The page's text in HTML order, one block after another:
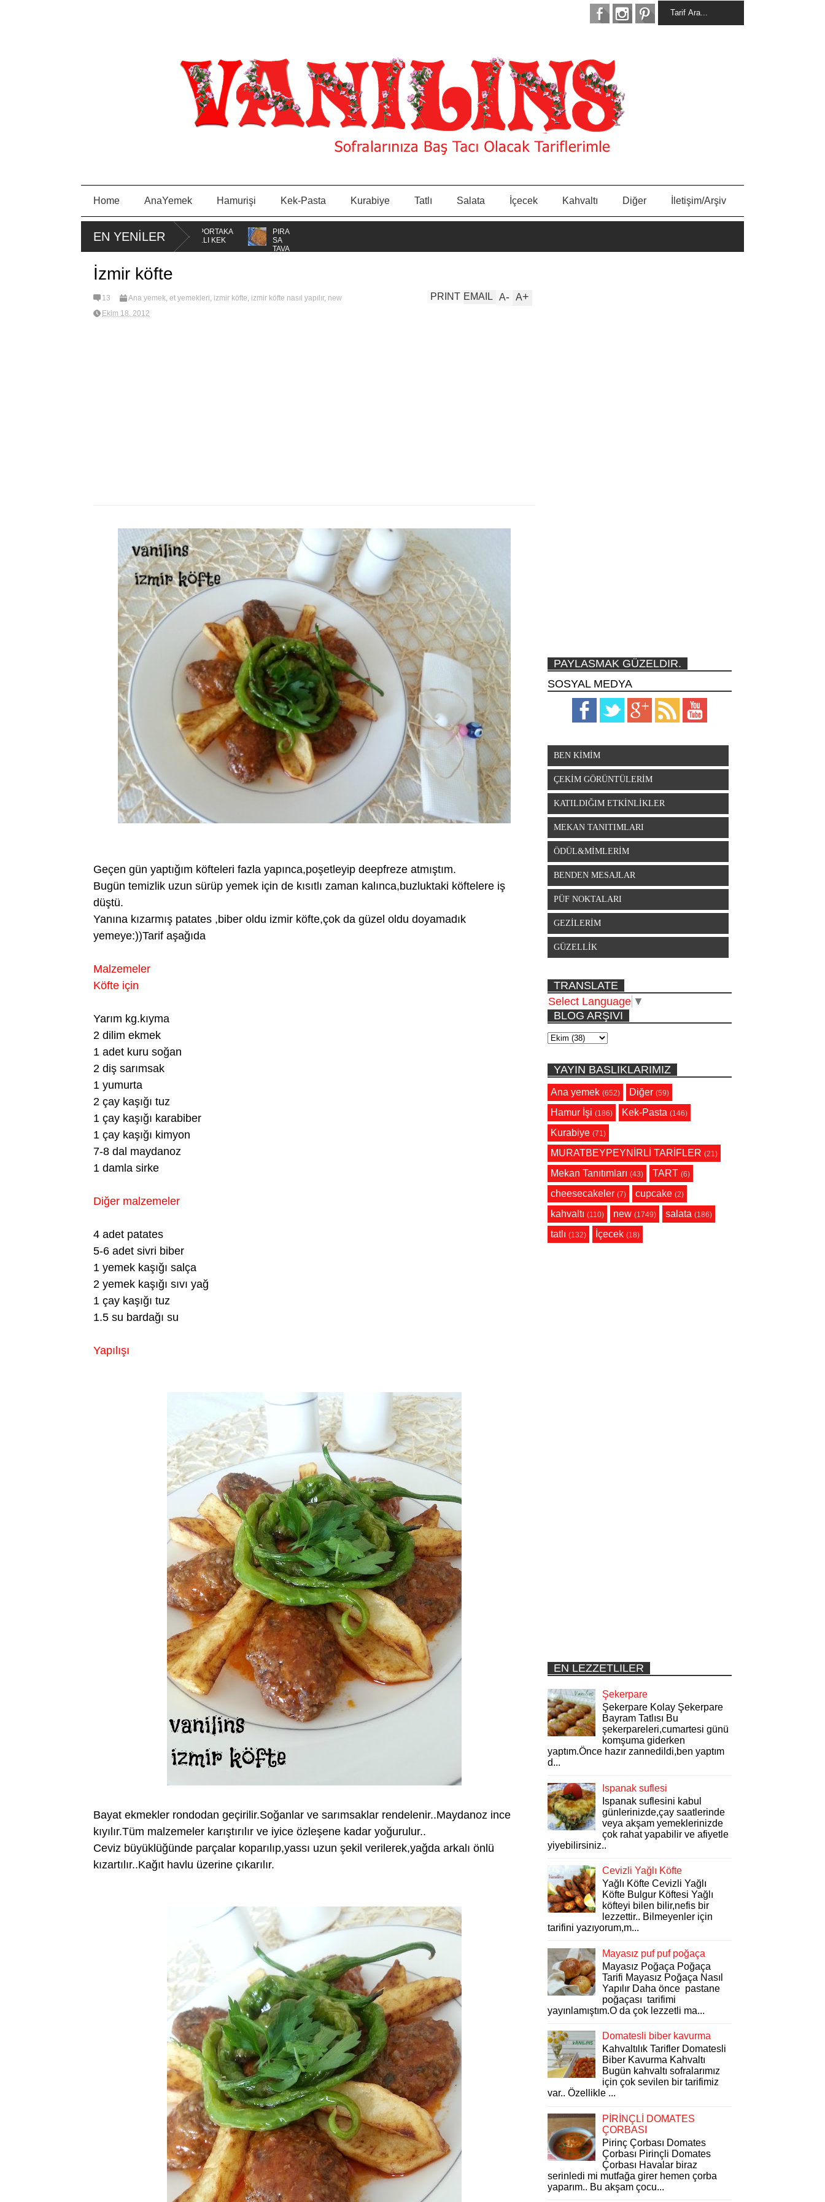
Home AnaYemek Hamurişi Kek-Pasta Kurabiye Tatlı Salata İçecek Kahvaltı Diğer İletişim/Arşiv
EN YENİLER
MİSKET
KURABİYE
PORTAKA
LLI KEK
PIRA
İzmir köfte
13 Ana yemek, et yemekleri, izmir köfte, izmir köfte nasıl yapılır, new
Ekim 18, 2012
A+
A-
EMAIL
PRINT
Geçen gün yaptığım köfteleri fazla yapınca,poşetleyip deepfreze atmıştım.
Bugün temizlik uzun sürüp yemek için de kısıtlı zaman kalınca,buzluktaki köftelere iş
düştü.
Yanına kızarmış patates ,biber oldu izmir köfte,çok da güzel oldu doyamadık
yemeye:))Tarif aşağıda
Malzemeler
Köfte için
Yarım kg.kıyma
2 dilim ekmek
1 adet kuru soğan
2 diş sarımsak
1 yumurta
2 çay kaşığı tuz
1 çay kaşığı karabiber
1 çay kaşığı kimyon
7-8 dal maydanoz
1 damla sirke
Diğer malzemeler
4 adet patates
5-6 adet sivri biber
1 yemek kaşığı salça
2 yemek kaşığı sıvı yağ
1 çay kaşığı tuz
1.5 su bardağı su
Yapılışı
Bayat ekmekler rondodan geçirilir.Soğanlar ve sarımsaklar rendelenir..Maydanoz ince
kıyılır.Tüm malzemeler karıştırılır ve iyice özleşene kadar yoğurulur..
Ceviz büyüklüğünde parçalar koparılıp,yassı uzun şekil verilerek,yağda arkalı önlü
kızartılır..Kağıt havlu üzerine çıkarılır.
PAYLASMAK GÜZELDIR.
SOSYAL MEDYA
BEN KİMİM
ÇEKİM GÖRÜNTÜLERİM
KATILDIĞIM ETKİNLİKLER
MEKAN TANITIMLARI
ÖDÜL&MİMLERİM
BENDEN MESAJLAR
PÜF NOKTALARI
GEZİLERİM
GÜZELLİK
TRANSLATE
Select Language ▼
BLOG ARŞIVI
YAYIN BASLIKLARIMIZ
Ana yemek (652) Diğer (59)
Hamur İşi (186) Kek-Pasta (146)
Kurabiye (71)
MURATBEYPEYNİRLİ TARİFLER (21)
Mekan Tanıtımları (43) TART (6)
cheesecakeler (7) cupcake (2)
kahvaltı (110) new (1749) salata (186)
tatlı (132) İçecek (18)
EN LEZZETLILER
Şekerpare
Şekerpare Kolay Şekerpare
Bayram Tatlısı Bu
şekerpareleri,cumartesi günü
komşuma giderken
yaptım.Önce hazır zannedildi,ben yaptım
d...
Ispanak suflesi
Ispanak suflesini kabul
günlerinizde,çay saatlerinde
veya akşam yemeklerinizde
çok rahat yapabilir ve afiyetle
yiyebilirsiniz..
Cevizli Yağlı Köfte
Yağlı Köfte Cevizli Yağlı
Köfte Bulgur Köftesi Yağlı
köfteyi bilen bilir,nefis bir
lezzettir.. Bilmeyenler için
tarifini yazıyorum,m...
Mayasız puf puf poğaça
Mayasız Poğaça Poğaça
Tarifi Mayasız Poğaça Nasıl
Yapılır Daha önce pastane
poğaçası tarifimi
yayınlamıştım.O da çok lezzetli ma...
Domatesli biber kavurma
Kahvaltılık Tarifler Domatesli
Biber Kavurma Kahvaltı
Bugün kahvaltı sofralarımız
için çok sevilen bir tarifimiz
var.. Özellikle ...
PİRİNÇLİ DOMATES
ÇORBASI
Pirinç Çorbası Domates
Çorbası Pirinçli Domates
Çorbası Havalar biraz
serinledi mi mutfağa girer hemen çorba
yaparım.. Bu akşam çocu...